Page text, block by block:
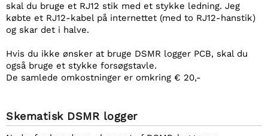
skal du bruge et RJ12 stik med et stykke ledning. Jeg
købte et RJ12-kabel på internettet (med to RJ12-hanstik)
og skar det i halve.
Hvis du ikke ønsker at bruge DSMR logger PCB, skal du
også bruge et stykke forsøgstavle.
De samlede omkostninger er omkring € 20,-
Skematisk DSMR logger